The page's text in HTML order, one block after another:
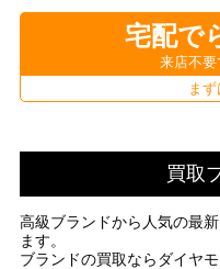
宅配で
来店不要
ま
買取
高級ブランドから人気の最
ます。
ブランドの買取ならダイヤ